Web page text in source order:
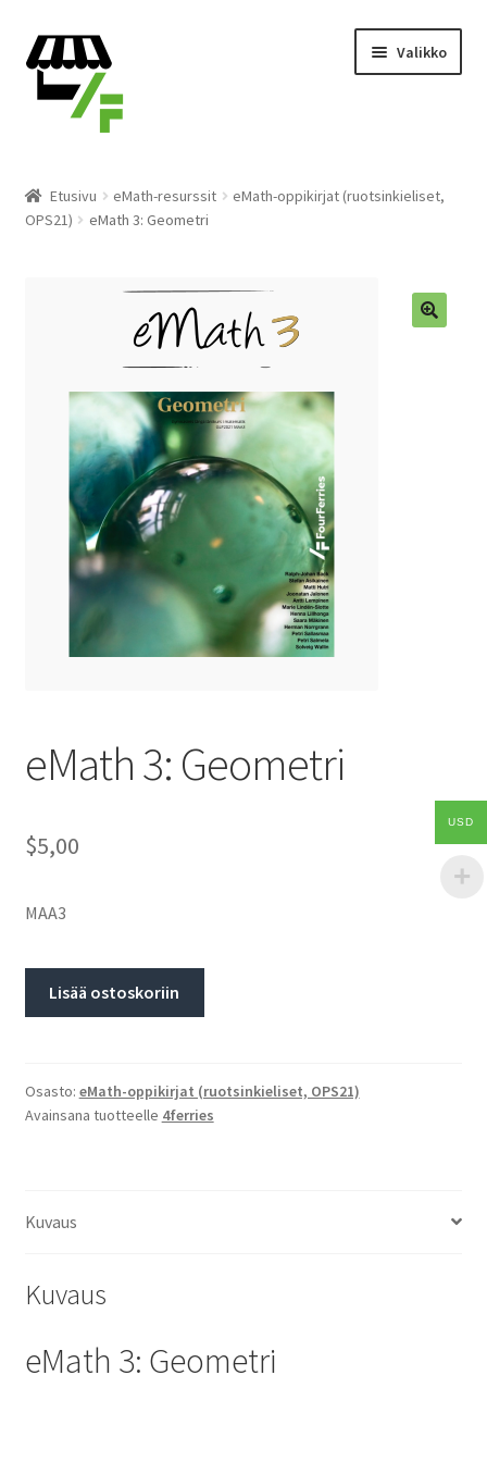
Siirry
navigointiin
Siirry
sisältöön
Valikko
Ostoskori
Etusivu eMath-resurssit
eMath-oppikirjat (ruotsinkieliset,
OPS21)
eMath 3: Geometri
eMath 3: Geometri
$5,00
MAA3
Lisää ostoskoriin
Osasto: eMath-oppikirjat (ruotsinkieliset, OPS21)
Avainsana tuotteelle 4ferries
Kuvaus
Kuvaus
eMath 3: Geometri
USD